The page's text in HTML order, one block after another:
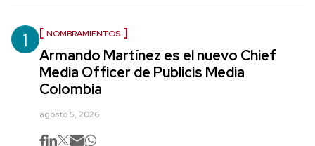
1 NOMBRAMIENTOS
Armando Martínez es el nuevo Chief
Media Officer de Publicis Media
Colombia
agosto 5, 2026